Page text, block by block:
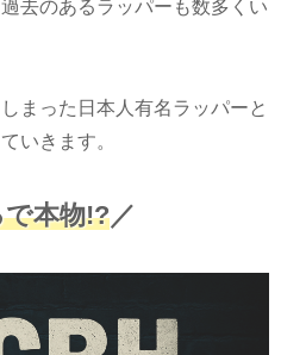
去のあるラッパーも数多くい
まった日本人有名ラッパーと
いきます。
本物!?／